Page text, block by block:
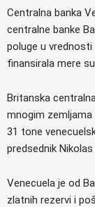
Centralna banka
centralne banke
poluge u vrednosti
finansirala mere
Britanska
mnogim zemljama
31 tone
predsednik Nikolas
Venecuela je od
zlatnih rezervi i